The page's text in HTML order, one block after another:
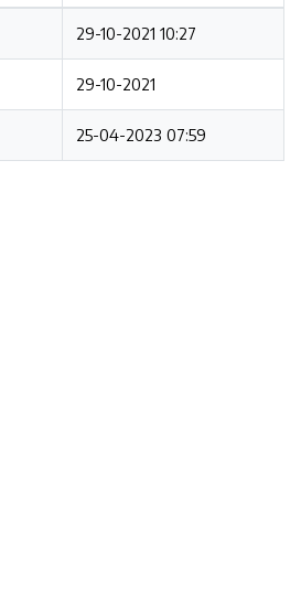
29-10-2021 10:27
29-10-2021
25-04-2023 07:59